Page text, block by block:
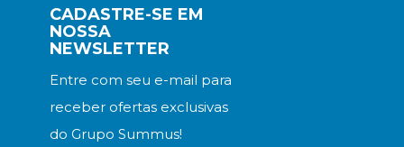
Treinamento
e
RH
Turismo
(1)
Vida
CADASTRE-SE EM
NOSSA
NEWSLETTER
Entre com seu e-mail para
receber ofertas exclusivas
do Grupo Summus!